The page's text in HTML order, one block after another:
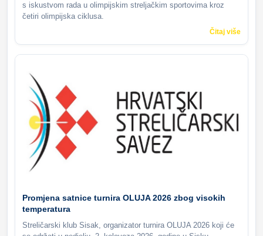
s iskustvom rada u olimpijskim streljačkim sportovima kroz
četiri olimpijska ciklusa.
Čitaj više
Promjena satnice turnira OLUJA 2026 zbog visokih
temperatura
Streličarski klub Sisak, organizator turnira OLUJA 2026 koji će